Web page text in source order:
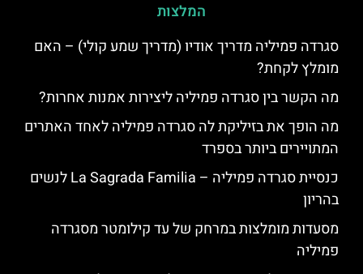
המלצות
סגרדה פמיליה מדריך אודיו (מדריך שמע קולי) – האם
מומלץ לקחת?
מה הקשר בין סגרדה פמיליה ליצירות אמנות אחרות?
מה הופך את בזיליקת לה סגרדה פמיליה לאחד האתרים
המתויירים ביותר בספרד
כנסיית סגרדה פמיליה – La Sagrada Familia לנשים
בהריון
מסעדות מומלצות במרחק של עד קילומטר מסגרדה
פמיליה